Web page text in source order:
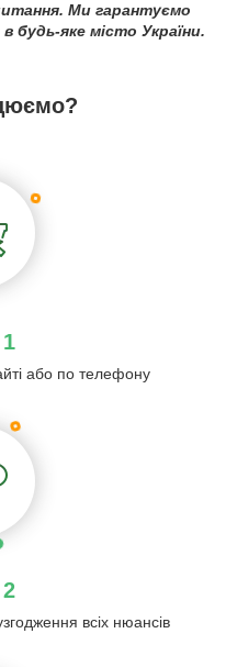
Ми гарантуємо
будь-яке місто України.
або по телефону
всіх нюансів